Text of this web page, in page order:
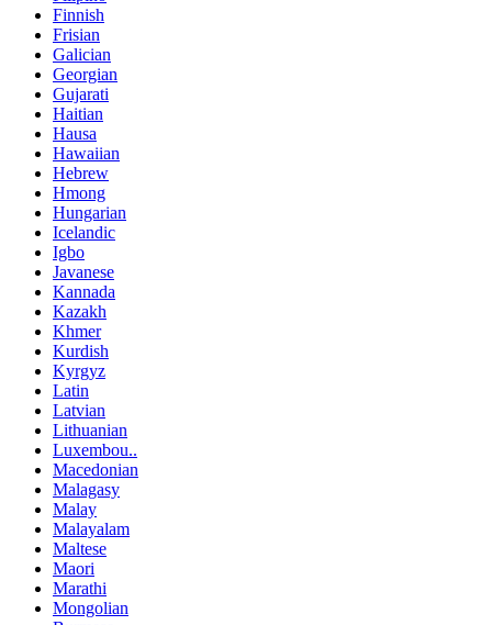
Finnish
Frisian
Galician
Georgian
Gujarati
Haitian
Hausa
Hawaiian
Hebrew
Hmong
Hungarian
Icelandic
Igbo
Javanese
Kannada
Kazakh
Khmer
Kurdish
Kyrgyz
Latin
Latvian
Lithuanian
Luxembou..
Macedonian
Malagasy
Malay
Malayalam
Maltese
Maori
Marathi
Mongolian